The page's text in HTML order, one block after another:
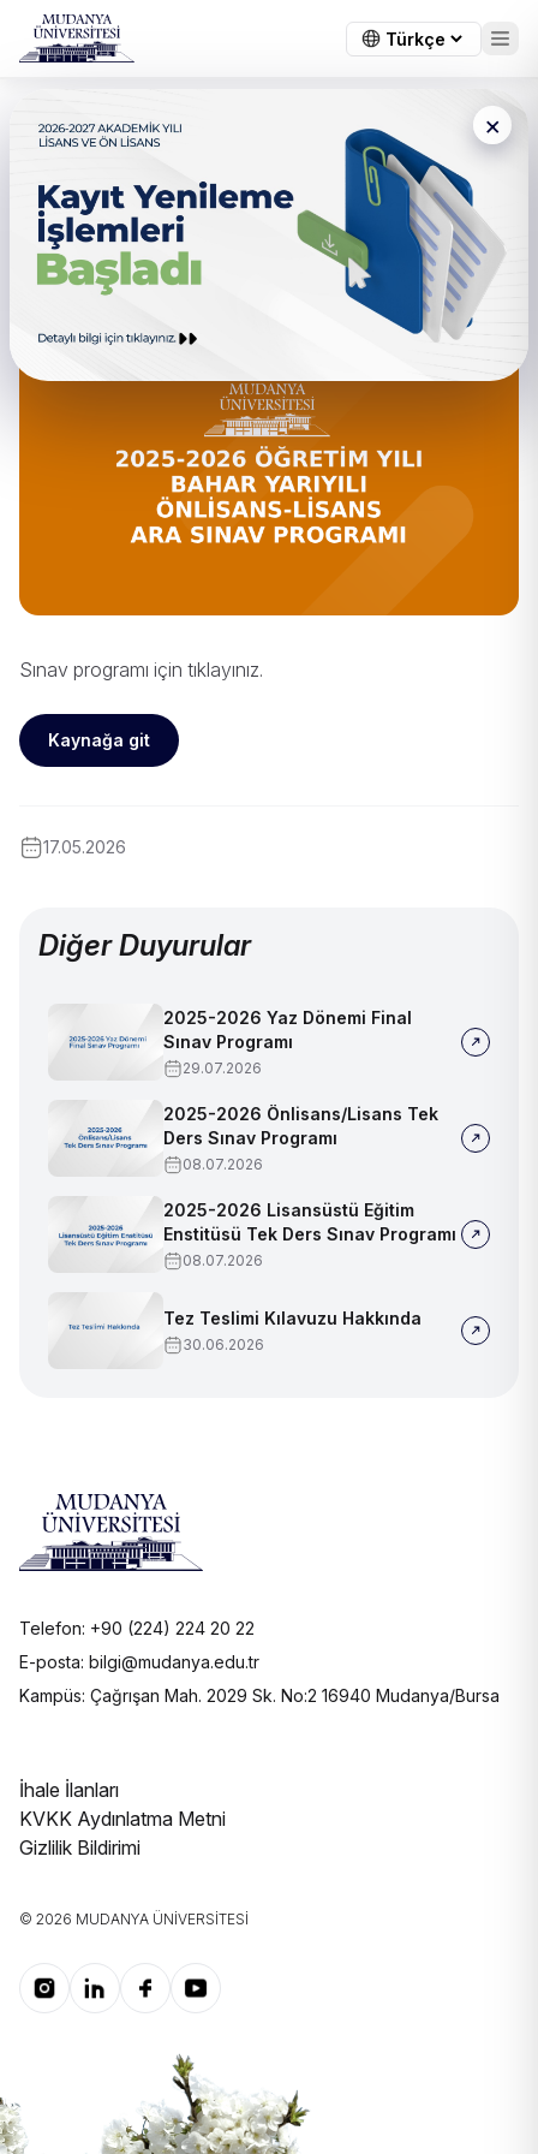
×
← Tüm duyurular
2025-2026 Öğretim Yılı Bahar
Yarıyılı Önlisans-Lisans Ara
Sınav programı
Sınav programı için tıklayınız.
Kaynağa git
17.05.2026
Diğer Duyurular
2025-2026 Yaz Dönemi Final
Sınav Programı
29.07.2026
2025-2026 Önlisans/Lisans Tek
Ders Sınav Programı
08.07.2026
2025-2026 Lisansüstü Eğitim
Enstitüsü Tek Ders Sınav Programı
08.07.2026
Tez Teslimi Kılavuzu Hakkında
30.06.2026
Telefon: +90 (224) 224 20 22
E-posta: bilgi@mudanya.edu.tr
Kampüs: Çağrışan Mah. 2029 Sk. No:2 16940 Mudanya/Bursa
İhale İlanları
KVKK Aydınlatma Metni
Gizlilik Bildirimi
© 2026 MUDANYA ÜNIVERSITESI